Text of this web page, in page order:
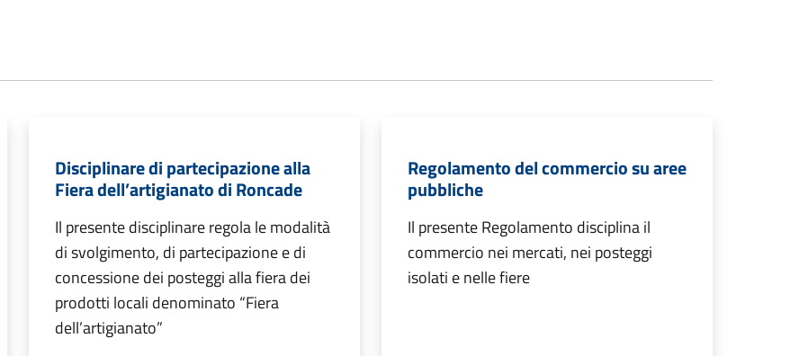
Disciplinare di partecipazione alla
Fiera dell’artigianato di Roncade
Il presente disciplinare regola le modalità
di svolgimento, di partecipazione e di
concessione dei posteggi alla fiera dei
prodotti locali denominato “Fiera
dell’artigianato”
Regolamento del commercio su aree
pubbliche
Il presente Regolamento disciplina il
commercio nei mercati, nei posteggi
isolati e nelle fiere